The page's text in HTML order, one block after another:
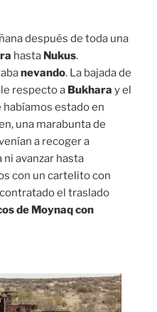
después de toda una
hasta Nukus.
nevando. La bajada de
respecto a Bukhara y el
estado en
una marabunta de
a recoger a
ni avanzar hasta
con un cartelito con
el traslado
de Moynaq con